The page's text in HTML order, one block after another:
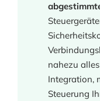
nahezu
Integration,
Steuerung